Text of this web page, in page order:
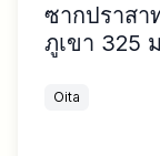
ซากปราสา
ภูเขา 325
Oita